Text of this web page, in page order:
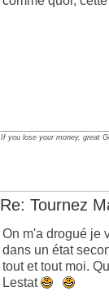
If you lose your money, great
Re: Tournez
On m'a drogué je
dans un état
tout et tout moi.
Lestat